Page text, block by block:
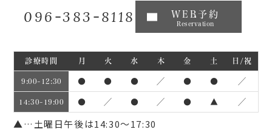
096-383-8118 WEB予約
Reservation
診療時間 月 火 水 木 金 土 日/祝
9:00~12:30 ● ● ● ／ ● ● ／
14:30~19:00 ● ／ ● ／ ● ▲ ／
▲…土曜日午後は14:30～17:30